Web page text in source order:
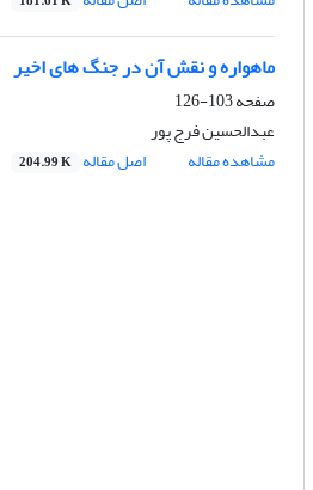
ماهواره و نقش آن در جنگ های اخیر
صفحه103-126
عبدالحسین فرج پور
مشاهده مقاله
اصل مقاله 204.99 K